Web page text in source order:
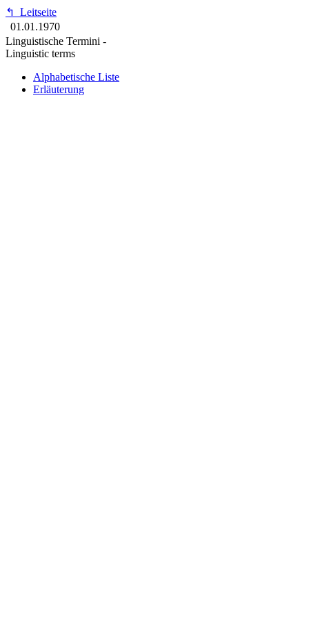
↰
Leitseite
01.01.1970
Linguistische Termini -
Linguistic terms
Alphabetische Liste
Erläuterung